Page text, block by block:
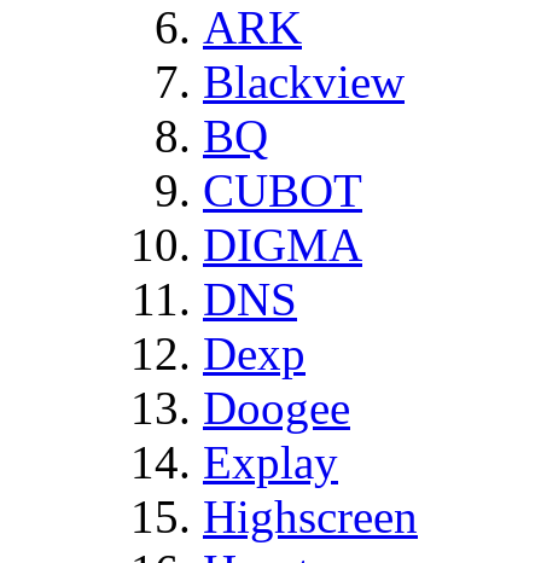
ARK
Blackview
BQ
CUBOT
DIGMA
DNS
Dexp
Doogee
Explay
Highscreen